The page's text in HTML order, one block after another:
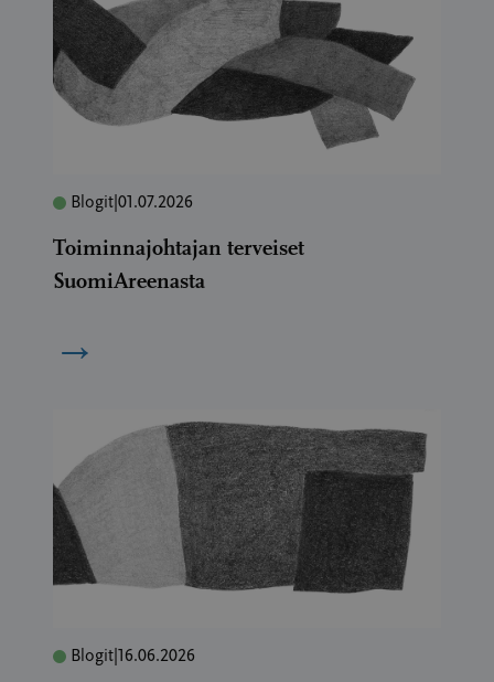
Blogit 01.07.2026
Toiminnajohtajan terveiset
SuomiAreenasta
→
Blogit 16.06.2026